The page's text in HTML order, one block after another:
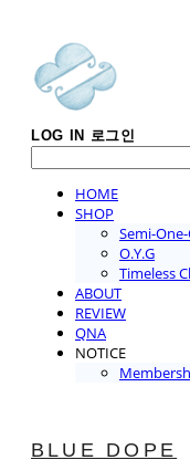
LOG IN 로그인
HOME
SHOP
Semi-
O.Y.G
Timeless
ABOUT
REVIEW
QNA
NOTICE
BLUE DOPE